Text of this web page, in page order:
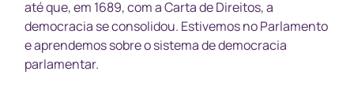
até que, em 1689, com a Carta de Direitos, a
democracia se consolidou. Estivemos no Parlamento
e aprendemos sobre o sistema de democracia
parlamentar.